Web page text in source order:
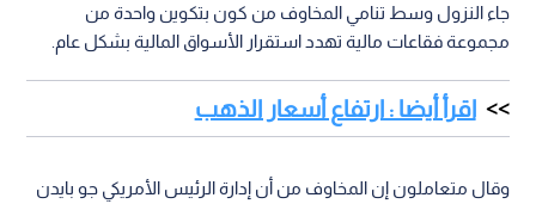
جاء النزول وسط تنامي المخاوف من كون بتكوين واحدة من
مجموعة فقاعات مالية تهدد استقرار الأسواق المالية بشكل عام.
اقرأ أيضا : ارتفاع أسعار الذهب
وقال متعاملون إن المخاوف من أن إدارة الرئيس الأمريكي جو بايدن